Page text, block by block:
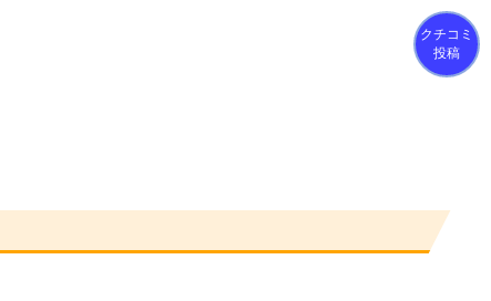
クチコミ
投稿